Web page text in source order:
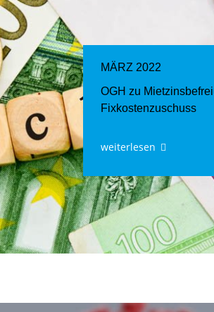
MÄRZ 2022
OGH zu
Fixkostenzuschuss
weiterlesen